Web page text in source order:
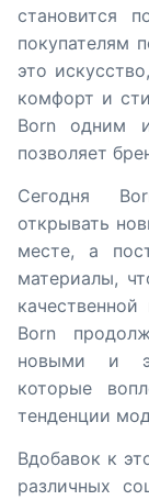
становится
покупателям
это
комфорт и
Born одним
позволяет
Сегодня
открывать
месте, а
материалы,
Born
новыми и
которые
тенденции
Вдобавок к
различных